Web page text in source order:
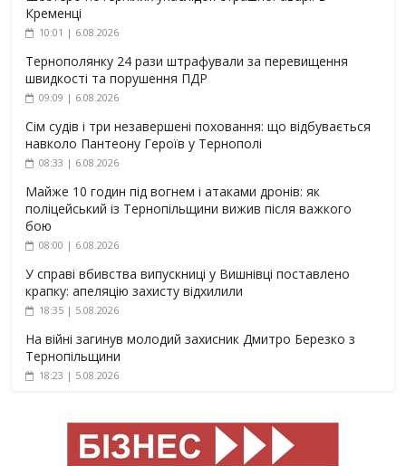
Кременці
10:01 | 6.08.2026
Тернополянку 24 рази штрафували за перевищення
швидкості та порушення ПДР
09:09 | 6.08.2026
Сім судів і три незавершені поховання: що відбувається
навколо Пантеону Героїв у Тернополі
08:33 | 6.08.2026
Майже 10 годин під вогнем і атаками дронів: як
поліцейський із Тернопільщини вижив після важкого
бою
08:00 | 6.08.2026
У справі вбивства випускниці у Вишнівці поставлено
крапку: апеляцію захисту відхилили
18:35 | 5.08.2026
На війні загинув молодий захисник Дмитро Березко з
Тернопільщини
18:23 | 5.08.2026